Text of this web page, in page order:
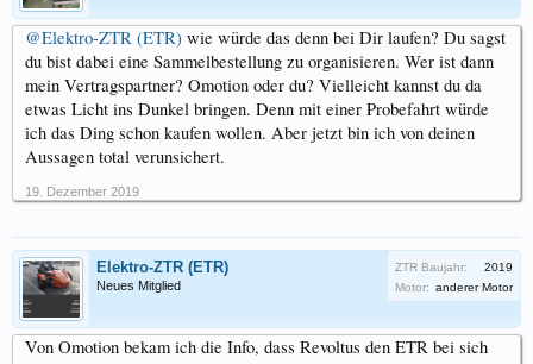
@Elektro-ZTR (ETR) wie würde das denn bei Dir laufen? Du sagst
du bist dabei eine Sammelbestellung zu organisieren. Wer ist dann
mein Vertragspartner? Omotion oder du? Vielleicht kannst du da
etwas Licht ins Dunkel bringen. Denn mit einer Probefahrt würde
ich das Ding schon kaufen wollen. Aber jetzt bin ich von deinen
Aussagen total verunsichert.
19. Dezember 2019
Elektro-ZTR (ETR)
Neues Mitglied
ZTR Baujahr:
2019
Motor: anderer Motor
Von Omotion bekam ich die Info, dass Revoltus den ETR bei sich